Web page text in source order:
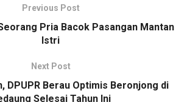
Previous Post
Pria Bacok Pasangan Mantan
Istri
Next Post
DPUPR Berau Optimis Beronjong di
Selesai Tahun Ini